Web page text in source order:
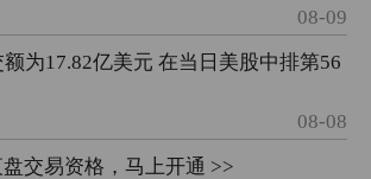
08-09
为17.82亿美元 在当日美股中排第56
08-08
交易资格，马上开通 >>